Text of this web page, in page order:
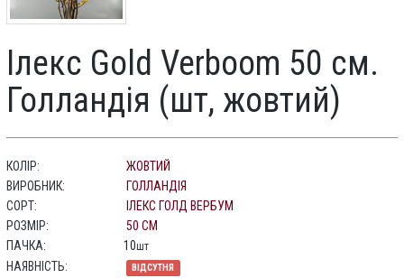
Ілекс Gold Verboom 50 см.
Голландія (шт, жовтий)
КОЛІР:
ЖОВТИЙ
ВИРОБНИК:
ГОЛЛАНДІЯ
СОРТ:
ІЛЕКС ГОЛД ВЕРБУМ
РОЗМІР:
50 СМ
ПАЧКА:
10шт
НАЯВНІСТЬ: ВІДСУТНЯ